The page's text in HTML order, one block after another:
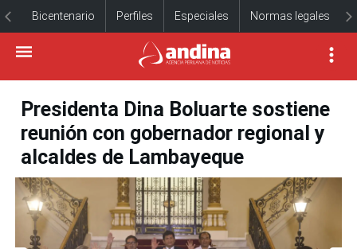
Bicentenario Perfiles Especiales Normas legales
Presidenta Dina Boluarte sostiene
reunión con gobernador regional y
alcaldes de Lambayeque